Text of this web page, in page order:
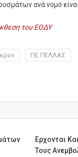
ανά νομό
του ΕΟΔΥ
ΠΕ ΠΕΛΛΑΣ
Ερχονται
Τους